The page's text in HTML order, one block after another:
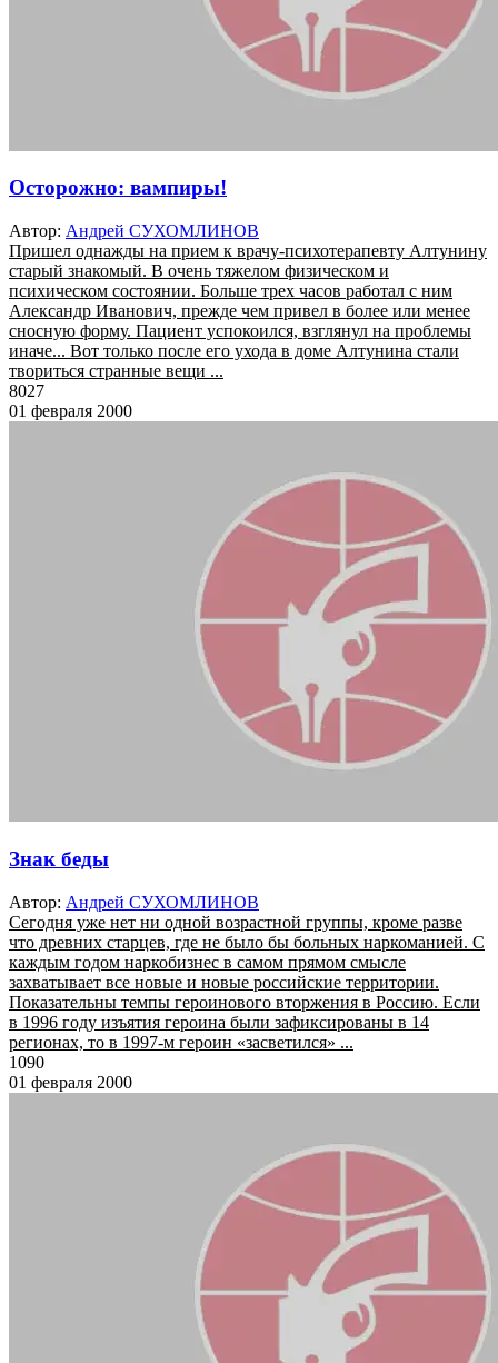
Осторожно: вампиры!
Автор: Андрей СУХОМЛИНОВ
Пришел однажды на прием к врачу-психотерапевту Алтунину
старый знакомый. В очень тяжелом физическом и
психическом состоянии. Больше трех часов работал с ним
Александр Иванович, прежде чем привел в более или менее
сносную форму. Пациент успокоился, взглянул на проблемы
иначе... Вот только после его ухода в доме Алтунина стали
твориться странные вещи ...
8027
01 февраля 2000
Знак беды
Автор: Андрей СУХОМЛИНОВ
Сегодня уже нет ни одной возрастной группы, кроме разве
что древних старцев, где не было бы больных наркоманией. С
каждым годом наркобизнес в самом прямом смысле
захватывает все новые и новые российские территории.
Показательны темпы героинового вторжения в Россию. Если
в 1996 году изъятия героина были зафиксированы в 14
регионах, то в 1997-м героин «засветился» ...
1090
01 февраля 2000